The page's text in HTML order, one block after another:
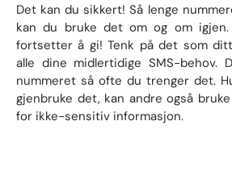
Det kan du sikkert! Så lenge
kan du bruke det om og om
fortsetter å gi! Tenk på det som
alle dine midlertidige SMS-behov.
nummeret så ofte du trenger det.
gjenbruke det, kan andre også
for ikke-sensitiv informasjon.